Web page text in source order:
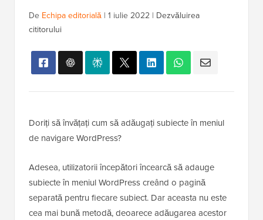
De Echipa editorială | 1 iulie 2022 | Dezvăluirea
cititorului
Doriți să învățați cum să adăugați subiecte în meniul
de navigare WordPress?
Adesea, utilizatorii începători încearcă să adauge
subiecte în meniul WordPress creând o pagină
separată pentru fiecare subiect. Dar aceasta nu este
cea mai bună metodă, deoarece adăugarea acestor